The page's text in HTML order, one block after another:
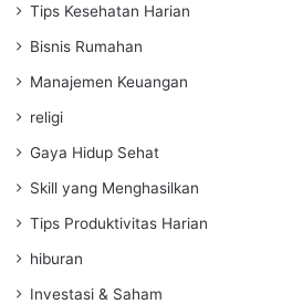
Tips Kesehatan Harian
Bisnis Rumahan
Manajemen Keuangan
religi
Gaya Hidup Sehat
Skill yang Menghasilkan
Tips Produktivitas Harian
hiburan
Investasi & Saham